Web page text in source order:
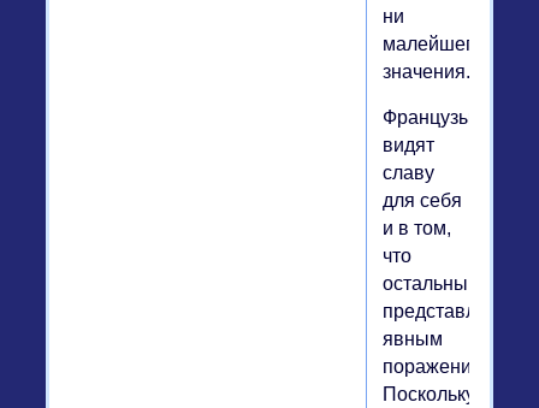
ни
малейшего
значения.
Французы
видят
славу
для себя
и в том,
что
остальным
представляется
явным
поражением.
Поскольку